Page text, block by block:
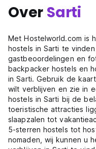
Over Sarti
Met Hostelworld.com is
hostels in Sarti te
gastbeoordelingen en
backpacker hostels en
in Sarti. Gebruik de
wilt verblijven en zie in
hostels in Sarti bij de
toeristische attracties
slaapzalen tot
5-sterren hostels tot
nomaden, wij kunnen u